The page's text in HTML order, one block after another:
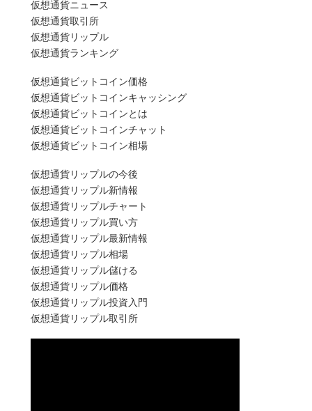
仮想通貨ニュース
仮想通貨取引所
仮想通貨リップル
仮想通貨ランキング
仮想通貨ビットコイン価格
仮想通貨ビットコインキャッシング
仮想通貨ビットコインとは
仮想通貨ビットコインチャット
仮想通貨ビットコイン相場
仮想通貨リップルの今後
仮想通貨リップル新情報
仮想通貨リップルチャート
仮想通貨リップル買い方
仮想通貨リップル最新情報
仮想通貨リップル相場
仮想通貨リップル儲ける
仮想通貨リップル価格
仮想通貨リップル投資入門
仮想通貨リップル取引所